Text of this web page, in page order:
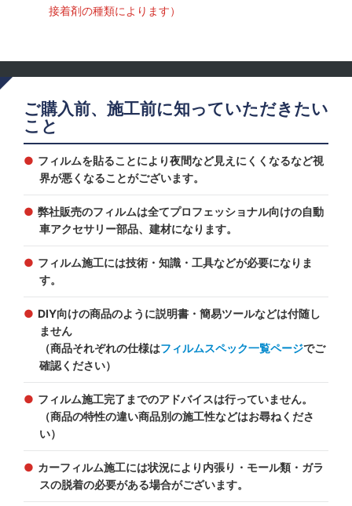
接着剤の種類によります）
ご購入前、施工前に知っていただきたい
こと
フィルムを貼ることにより夜間など見えにくくなるなど視
界が悪くなることがございます。
弊社販売のフィルムは全てプロフェッショナル向けの自動
車アクセサリー部品、建材になります。
フィルム施工には技術・知識・工具などが必要になりま
す。
DIY向けの商品のように説明書・簡易ツールなどは付随し
ません
（商品それぞれの仕様はフィルムスペック一覧ページでご
確認ください）
フィルム施工完了までのアドバイスは行っていません。
（商品の特性の違い商品別の施工性などはお尋ねくださ
い）
カーフィルム施工には状況により内張り・モール類・ガラ
スの脱着の必要がある場合がございます。